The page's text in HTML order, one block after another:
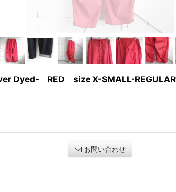
Dyed- RED size X-SMALL-REGULAR
お問い合わせ